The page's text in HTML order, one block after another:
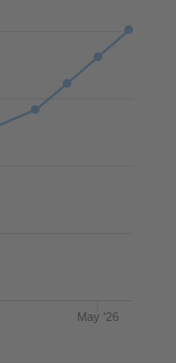
May '26